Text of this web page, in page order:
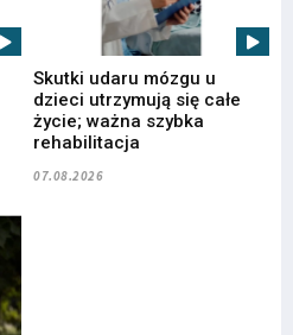
Skutki udaru mózgu u
dzieci utrzymują się całe
życie; ważna szybka
rehabilitacja
07.08.2026